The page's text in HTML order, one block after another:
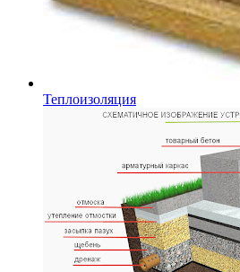
Теплоизоляция